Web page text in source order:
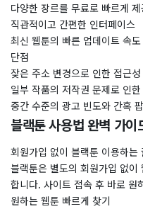
다양한 장르를 무료로 빠르게 제
직관적이고 간편한 인터페이스
최신 웹툰의 빠른 업데이트 속도
단점
잦은 주소 변경으로 인한 접근
일부 작품의 저작권 문제로 인
중간 수준의 광고 빈도와 간혹
블랙툰 사용법 완벽 가이
회원가입 없이 블랙툰 이용하는
블랙툰은 별도의 회원가입 없
합니다. 사이트 접속 후 바로 원
원하는 웹툰 빠르게 찾기